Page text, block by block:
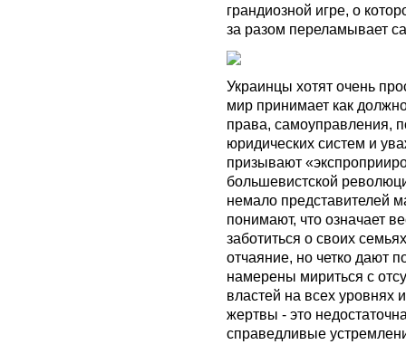
грандиозной игре, о
за разом переламывает
Украинцы хотят очень
мир принимает как
права, самоуправления,
юридических систем и
призывают
большевистской
немало представителей
понимают, что означает
заботиться о своих
отчаяние, но четко дают
намерены мириться с
властей на всех уровнях
жертвы - это
справедливые